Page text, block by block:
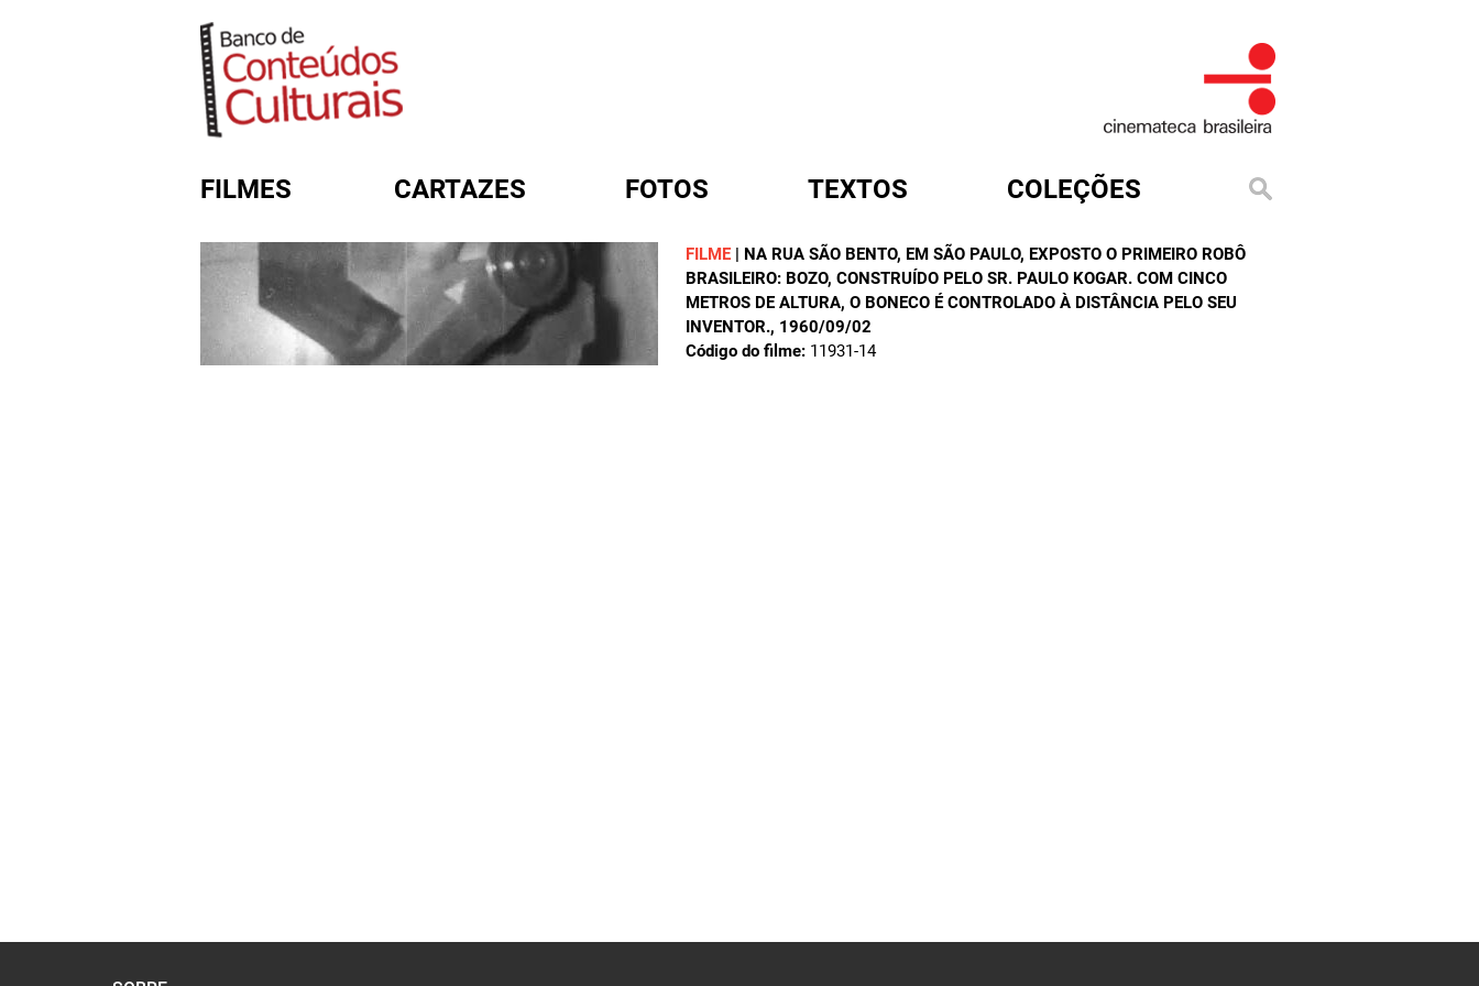
FILMES CARTAZES FOTOS TEXTOS COLEÇÕES
FILME | NA RUA SÃO BENTO, EM SÃO PAULO, EXPOSTO O PRIMEIRO ROBÔ
BRASILEIRO: BOZO, CONSTRUÍDO PELO SR. PAULO KOGAR. COM CINCO
METROS DE ALTURA, O BONECO É CONTROLADO À DISTÂNCIA PELO SEU
INVENTOR., 1960/09/02
Código do filme: 11931-14
FORMULÁRIO DE BUSCA